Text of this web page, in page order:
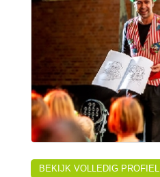
BEKIJK VOLLEDIG PROFIEL